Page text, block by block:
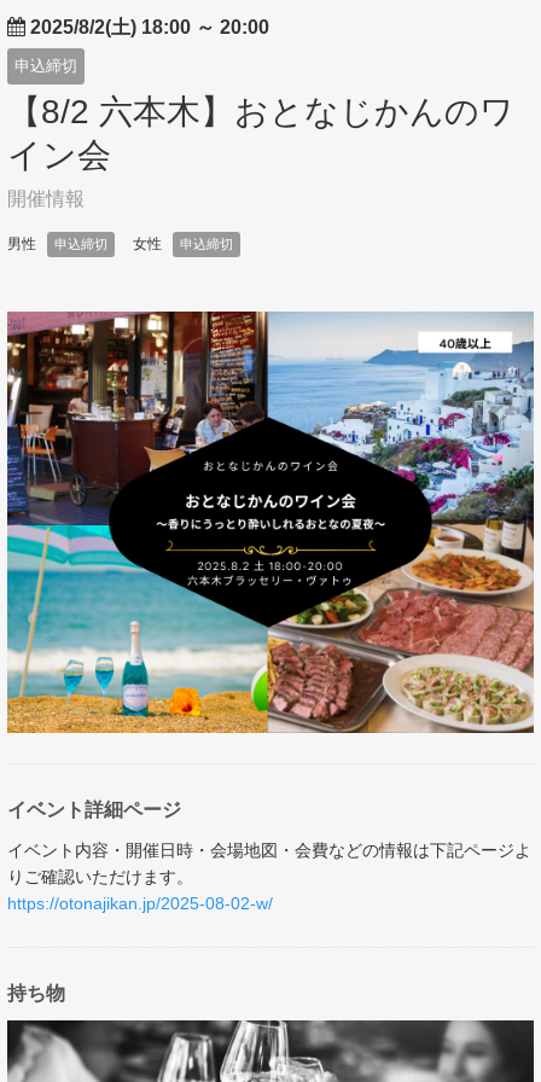
2025/8/2(土) 18:00 ～ 20:00
申込締切
【8/2 六本木】おとなじかんのワ
イン会
開催情報
男性 申込締切 女性 申込締切
イベント詳細ページ
イベント内容・開催日時・会場地図・会費などの情報は下記ページよ
りご確認いただけます。
https://otonajikan.jp/2025-08-02-w/
持ち物